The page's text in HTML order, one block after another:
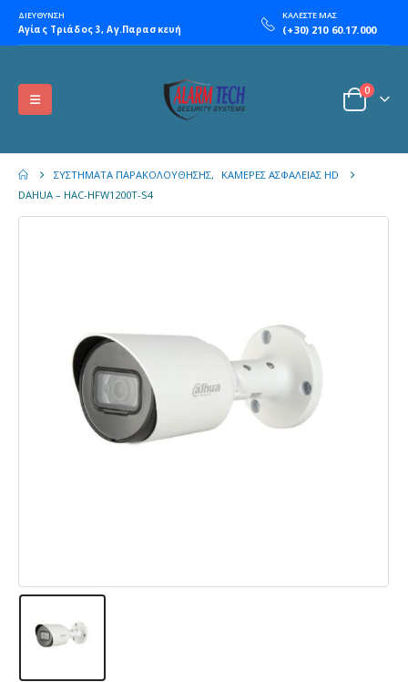
ΔΙΕΥΘΥΝΣΗ
Αγίας Τριάδος 3, Αγ.Παρασκευή
ΚΑΛΕΣΤΕ ΜΑΣ
(+30) 210 60.17.000
0
ΣΥΣΤΉΜΑΤΑ ΠΑΡΑΚΟΛΟΎΘΗΣΗΣ,
ΚΆΜΕΡΕΣ ΑΣΦΑΛΕΊΑΣ HD
DAHUA – HAC-HFW1200T-S4